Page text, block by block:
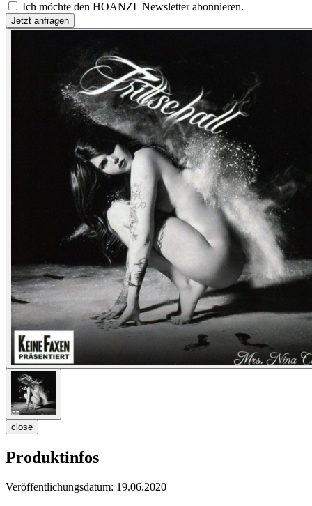
Ich möchte den HOANZL Newsletter abonnieren.
close
Produktinfos
Veröffentlichungsdatum: 19.06.2020